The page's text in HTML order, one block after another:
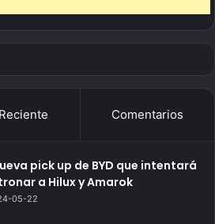
Reciente Comentarios
pick up de BYD que intentará
a Hilux y Amarok
05-22